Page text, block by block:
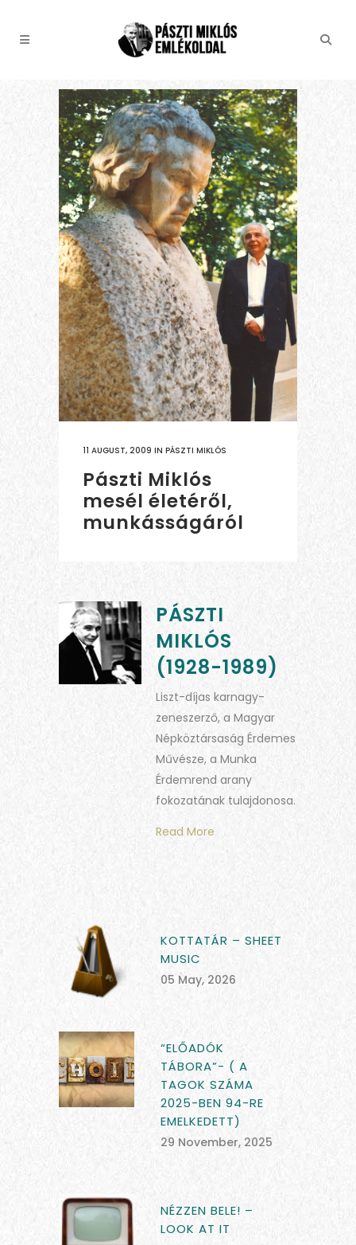
11 AUGUST, 2009 IN PÁSZTI MIKLÓS
Pászti Miklós
mesél életéről,
munkásságáról
PÁSZTI
MIKLÓS
(1928-1989)
Liszt-díjas karnagy-
zeneszerző, a Magyar
Népköztársaság Érdemes
Művésze, a Munka
Érdemrend arany
fokozatának tulajdonosa.
Read More
KOTTATÁR – SHEET
MUSIC
05 May, 2026
“ELŐADÓK
TÁBORA”- ( A
TAGOK SZÁMA
2025-BEN 94-RE
EMELKEDETT)
29 November, 2025
NÉZZEN BELE! –
LOOK AT IT